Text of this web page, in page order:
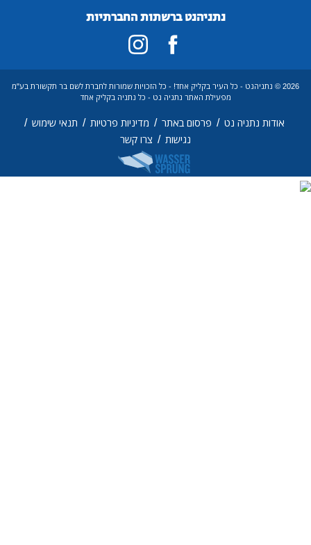
נתניהנט ברשתות החברתיות
2026 © נתניהנט - כל העיר בקליק אחד! - כל הזכויות שמורות לחברת לשם בר תקשורת בע"מ
מפעילת האתר נתניה נט - כל נתניה בקליק אחד
אודות נתניה נט / פרסום באתר / מדיניות פרטיות / תנאי שימוש /
נגישות / צרו קשר